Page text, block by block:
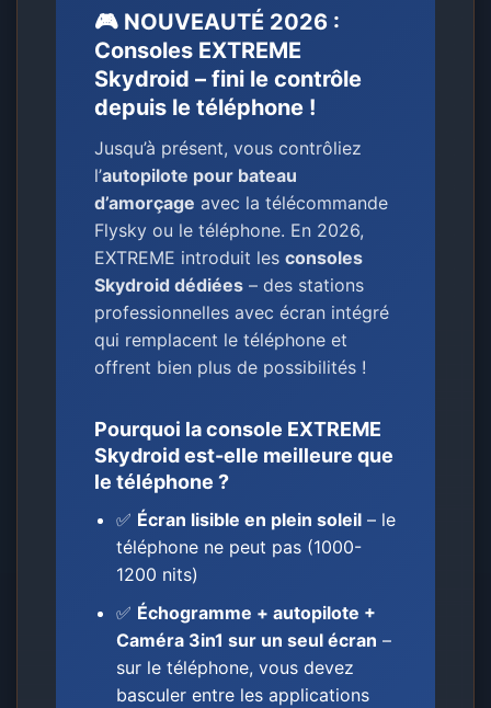
🎮 NOUVEAUTÉ 2026 :
Consoles EXTREME
Skydroid – fini le contrôle
depuis le téléphone !
Jusqu’à présent, vous contrôliez
l’autopilote pour bateau
d’amorçage avec la télécommande
Flysky ou le téléphone. En 2026,
EXTREME introduit lesconsoles
Skydroid dédiées – des stations
professionnelles avec écran intégré
qui remplacent le téléphone et
offrent bien plus de possibilités !
Pourquoi la console EXTREME
Skydroid est-elle meilleure que
le téléphone ?
✅ Écran lisible en plein soleil – le
téléphone ne peut pas (1000-
1200 nits)
✅ Échogramme + autopilote +
Caméra 3in1 sur un seul écran –
sur le téléphone, vous devez
basculer entre les applications